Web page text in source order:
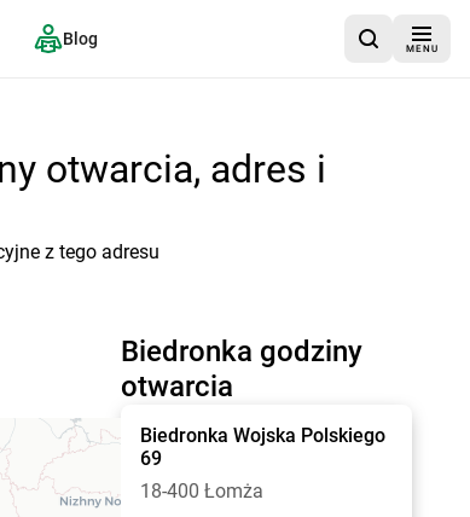
Blog
MENU
otwarcia, adres i
z tego adresu
Biedronka godziny
otwarcia
Biedronka Wojska Polskiego
69
18-400 Łomża